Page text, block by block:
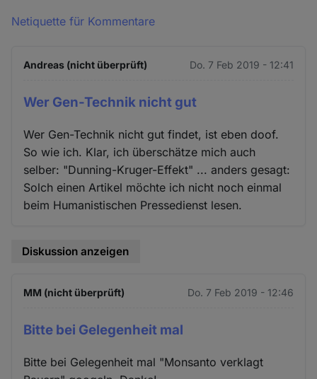
Netiquette für Kommentare
Andreas (nicht überprüft) Do. 7 Feb 2019 - 12:41
Wer Gen-Technik nicht gut
Wer Gen-Technik nicht gut findet, ist eben doof.
So wie ich. Klar, ich überschätze mich auch
selber: "Dunning-Kruger-Effekt" ... anders gesagt:
Solch einen Artikel möchte ich nicht noch einmal
beim Humanistischen Pressedienst lesen.
Diskussion anzeigen
MM (nicht überprüft) Do. 7 Feb 2019 - 12:46
Bitte bei Gelegenheit mal
Bitte bei Gelegenheit mal "Monsanto verklagt